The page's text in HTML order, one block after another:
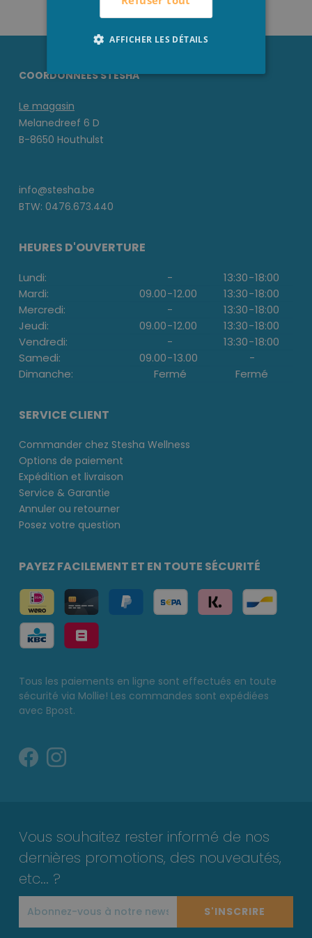
COORDONNÉES STESHA
Le magasin
Melanedreef 6 D
B-8650 Houthulst
info@stesha.be
BTW: 0476.673.440
HEURES D'OUVERTURE
Lundi: - 13:30-18:00
Mardi:
09.00-12.00 13:30-18:00
Mercredi:
- 13:30-18:00
Jeudi:
09.00-12.00 13:30-18:00
Vendredi:
- 13:30-18:00
Samedi:
09.00-13.00
-
Dimanche:
Fermé Fermé
SERVICE CLIENT
Commander chez Stesha Wellness
Options de paiement
Expédition et livraison
Service & Garantie
Annuler ou retourner
Posez votre question
PAYEZ FACILEMENT ET EN TOUTE SÉCURITÉ
Tous les paiements en ligne sont effectués en toute
sécurité via Mollie! Les commandes sont expédiées
avec Bpost.
Vous souhaitez rester informé de nos
dernières promotions, des nouveautés,
etc... ?
S'INSCRIRE
AFFICHER LES DÉTAILS